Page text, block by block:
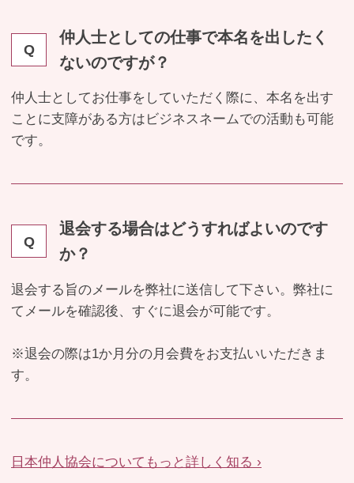
Q
仲人士としての仕事で本名を出したく
ないのですが？
仲人士としてお仕事をしていただく際に、本名を出す
ことに支障がある方はビジネスネームでの活動も可能
です。
Q
退会する場合はどうすればよいのです
か？
退会する旨のメールを弊社に送信して下さい。弊社に
てメールを確認後、すぐに退会が可能です。
※退会の際は1か月分の月会費をお支払いいただきま
す。
日本仲人協会についてもっと詳しく知る ›